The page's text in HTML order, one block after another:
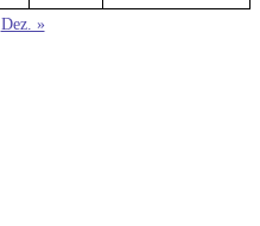
Dez. »